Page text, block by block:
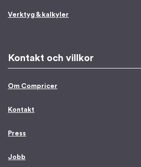
Verktyg & kalkyler
Kontakt och villkor
Om Compricer
Kontakt
Press
Jobb